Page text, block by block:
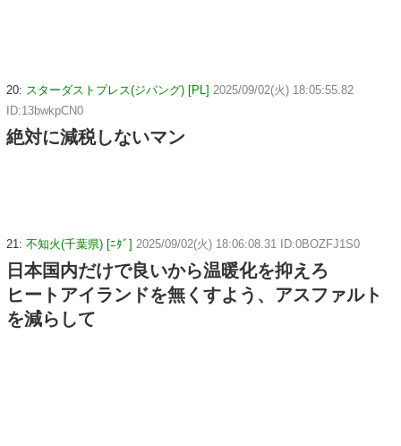
20: スターダストプレス(ジパング) [PL] 2025/09/02(火) 18:05:55.82
ID:13bwkpCN0
絶対に減税しないマン
21: 不知火(千葉県) [ﾆﾀﾞ] 2025/09/02(火) 18:06:08.31 ID:0BOZFJ1S0
日本国内だけで良いから温暖化を抑えろ
ヒートアイランドを無くすよう、アスファルト
を減らして